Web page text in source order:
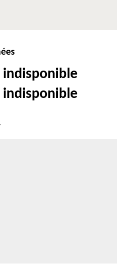
indisponible
indisponible